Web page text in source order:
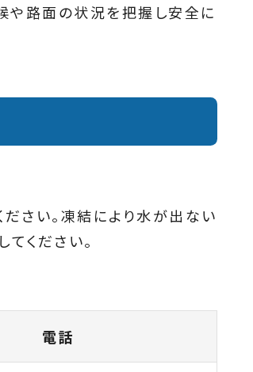
や路面の状況を把握し安全に
さい。凍結により水が出ない
ください。
電話